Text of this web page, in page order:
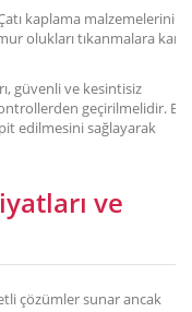
kaplama malzemelerinin
olukları tıkanmalara karşı
güvenli ve kesintisiz
geçirilmelidir. Bu
edilmesini sağlayarak
ve
çözümler sunar ancak